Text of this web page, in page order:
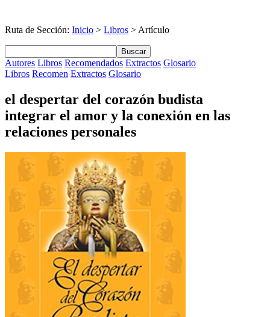
Ruta de Sección: Inicio > Libros > Artículo
Buscar
Autores Libros Recomendados Extractos Glosario
Libros Recomen Extractos Glosario
el despertar del corazón budista
integrar el amor y la conexión en las
relaciones personales